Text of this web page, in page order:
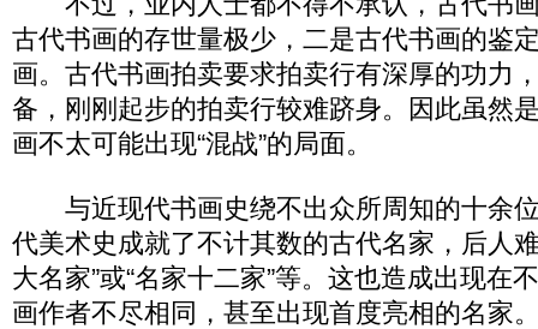
古代书画的存世量极少，二是古代书画的鉴
画。古代书画拍卖要求拍卖行有深厚的功力
备，刚刚起步的拍卖行较难跻身。因此虽然
画不太可能出现“混战”的局面。
与近现代书画史绕不出众所周知的十余
代美术史成就了不计其数的古代名家，后人
大名家”或“名家十二家”等。这也造成出现在
画作者不尽相同，甚至出现首度亮相的名家